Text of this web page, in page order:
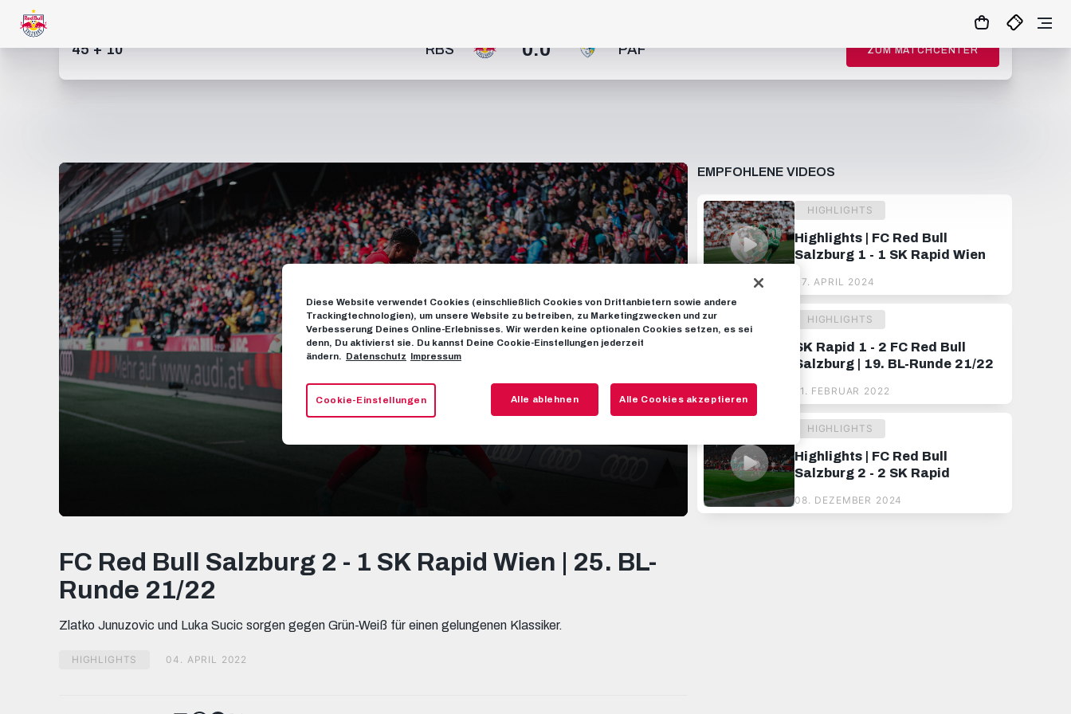
45+ 10’ RBS 0:0 PAF ZUM MATCHCENTER
5
minutes,
32
secondsVolume
FC Red Bull Salzburg 2 - 1 SK Rapid Wien | 25. BL-
Runde 21/22
Zlatko Junuzovic und Luka Sucic sorgen gegen Grün-Weiß für einen gelungenen Klassiker.
HIGHLIGHTS 04. APRIL 2022
EMPFOHLENE VIDEOS
HIGHLIGHTS
Highlights | FC Red Bull
Salzburg 1 - 1 SK Rapid Wien
07. APRIL 2024
HIGHLIGHTS
SK Rapid 1 - 2 FC Red Bull
Salzburg | 19. BL-Runde 21/22
11. FEBRUAR 2022
HIGHLIGHTS
Highlights | FC Red Bull
Salzburg 2 - 2 SK Rapid
08. DEZEMBER 2024
Diese Website verwendet Cookies (einschließlich Cookies von Drittanbietern sowie andere
Trackingtechnologien), um unsere Website zu betreiben, zu Marketingzwecken und zur
Verbesserung Deines Online-Erlebnisses. Wir werden keine optionalen Cookies setzen, es sei
denn, Du aktivierst sie. Du kannst Deine Cookie-Einstellungen jederzeit
ändern. Datenschutz Impressum
Cookie-Einstellungen Alle ablehnen Alle Cookies akzeptieren